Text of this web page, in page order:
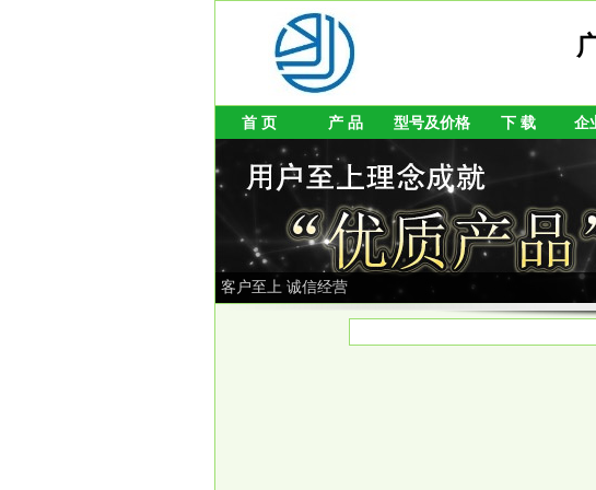
首 页 产 品 型号及价格 下 载 企
客户至上 诚信经营